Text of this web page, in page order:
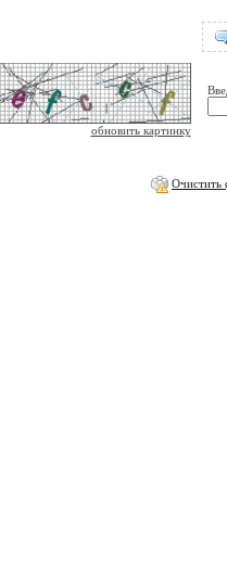
обновить картинку
Очистить